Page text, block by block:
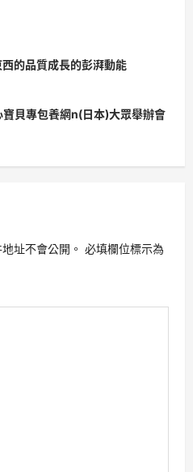
的品質成長的彭湃動能
貝專包養網n(日本)大眾舉辦會
址不會公開。 必填欄位標示為